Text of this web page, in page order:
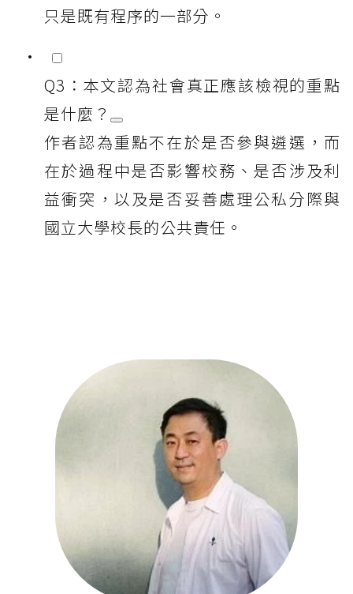
只是既有程序的一部分。
Q3：本文認為社會真正應該檢視的重點
是什麼？
作者認為重點不在於是否參與遴選，而
在於過程中是否影響校務、是否涉及利
益衝突，以及是否妥善處理公私分際與
國立大學校長的公共責任。